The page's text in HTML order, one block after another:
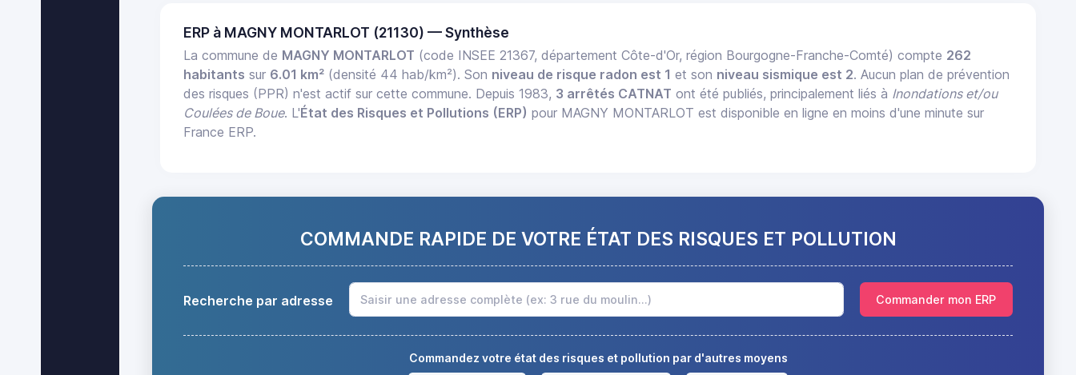
ERP à MAGNY MONTARLOT (21130) — Synthèse
La commune de MAGNY MONTARLOT (code INSEE 21367, département Côte-d'Or, région Bourgogne-Franche-Comté) compte 262
habitants sur 6.01 km² (densité 44 hab/km²). Son niveau de risque radon est 1 et son niveau sismique est 2. Aucun plan de prévention
des risques (PPR) n'est actif sur cette commune. Depuis 1983, 3 arrêtés CATNAT ont été publiés, principalement liés à Inondations et/ou
Coulées de Boue. L'État des Risques et Pollutions (ERP) pour MAGNY MONTARLOT est disponible en ligne en moins d'une minute sur
France ERP.
COMMANDE RAPIDE DE VOTRE ÉTAT DES RISQUES ET POLLUTION
Recherche par adresse Commander mon ERP
Commandez votre état des risques et pollution par d'autres moyens